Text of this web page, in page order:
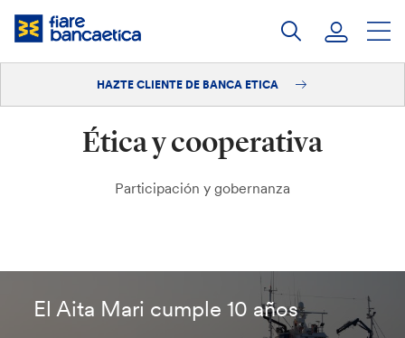
Saltar
Hazte cliente
HAZTE CLIENTE DE BANCA ETICA
Ética y cooperativa
Participación y gobernanza
El Aita Mari cumple 10 años